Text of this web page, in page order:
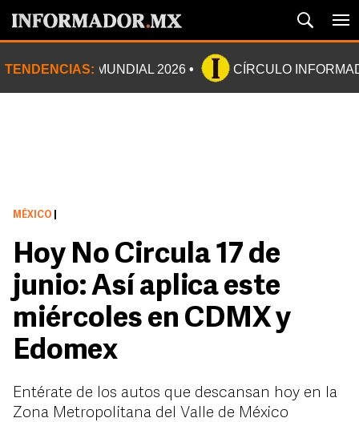
TENDENCIAS: MUNDIAL 2026 CÍRCULO
MÉXICO
Hoy No Circula 17 de
junio: Así aplica este
miércoles en CDMX y
Edomex
Entérate de los autos que descansan hoy en la
Zona Metropolitana del Valle de México